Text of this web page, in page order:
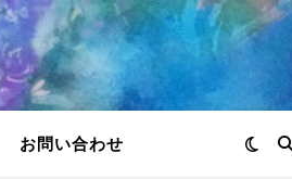
お問い合わせ